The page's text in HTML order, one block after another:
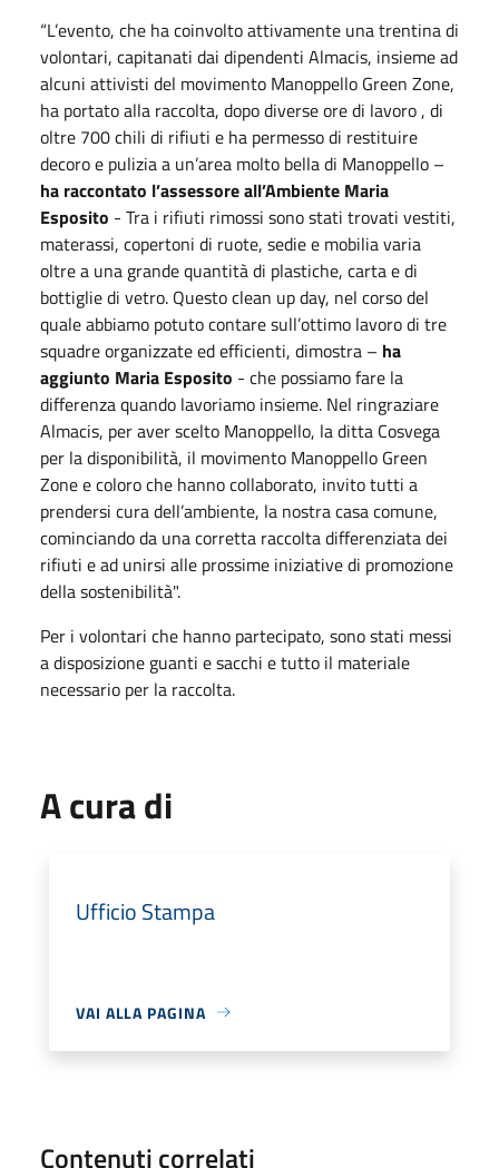
“L’evento, che ha coinvolto attivamente una trentina di
volontari, capitanati dai dipendenti Almacis, insieme ad
alcuni attivisti del movimento Manoppello Green Zone,
ha portato alla raccolta, dopo diverse ore di lavoro , di
oltre 700 chili di rifiuti e ha permesso di restituire
decoro e pulizia a un’area molto bella di Manoppello –
ha raccontato l’assessore all’Ambiente Maria
Esposito - Tra i rifiuti rimossi sono stati trovati vestiti,
materassi, copertoni di ruote, sedie e mobilia varia
oltre a una grande quantità di plastiche, carta e di
bottiglie di vetro. Questo clean up day, nel corso del
quale abbiamo potuto contare sull’ottimo lavoro di tre
squadre organizzate ed efficienti, dimostra – ha
aggiunto Maria Esposito - che possiamo fare la
differenza quando lavoriamo insieme. Nel ringraziare
Almacis, per aver scelto Manoppello, la ditta Cosvega
per la disponibilità, il movimento Manoppello Green
Zone e coloro che hanno collaborato, invito tutti a
prendersi cura dell’ambiente, la nostra casa comune,
cominciando da una corretta raccolta differenziata dei
rifiuti e ad unirsi alle prossime iniziative di promozione
della sostenibilità".
Per i volontari che hanno partecipato, sono stati messi
a disposizione guanti e sacchi e tutto il materiale
necessario per la raccolta.
A cura di
Ufficio Stampa
VAI ALLA PAGINA
Contenuti correlati